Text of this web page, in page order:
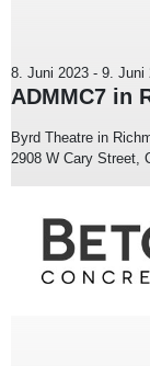
8. Juni 2023 - 9. Juni
ADMMC7 in
Byrd Theatre in
2908 W Cary Street,